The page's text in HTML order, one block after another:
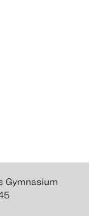
Gymnasium